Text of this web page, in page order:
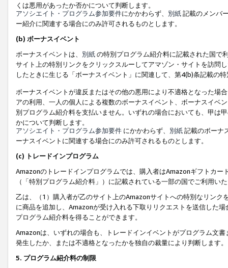
くは悪用があったか否かについて判断します。
アソシエイト・プログラム参加要件にかかわらず、 別紙記載のメンバ
ー紹介に関連する場合にのみ許可されるものとします。
(b) ボーナスイベント
ボーナスイベントは、 別紙の特別プログラム紹介料に記載された国で
サイト上の特別リンクをクリックスルーしてアマゾン・サイトを訪問
したときに生じる「ボーナスイベント」に関連して、第4(b)条記載の
ボーナスイベントが違反またはその他の悪用により不適格となった場
アの利用、一人の個人による複数のボーナスイベント、ボーナスイベ
別プログラム紹介料を支払いません。いずれの場合においても、甲は
かについて判断します。
アソシエイト・プログラム参加要件 にかかわらず、 別紙記載のボーナ
ーナスイベントに関連する場合にのみ許可されるものとします。
(c) トレードインプログラム
Amazonのトレードインプログラムでは、購入者はAmazonギフトカ
（「特別プログラム紹介料」）に記載されている一部の国でご利用い
乙は、（1）購入者が乙のサイト上のAmazonサイトへの特別なリン
に商品を追加し、Amazonが受け入れる下取りリクエストを送信した
プログラム紹介料を得ることができます。
Amazonは、いずれの場合も、トレードインイベントがプログラム文
発生したか、または不適格となったかを独自の裁量により判断します。
5. プログラム紹介料の制限